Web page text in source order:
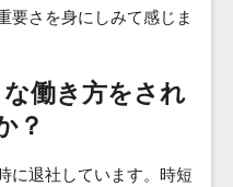
要さを身にしみて感じま
働き方をされ
？
に退社しています。時短